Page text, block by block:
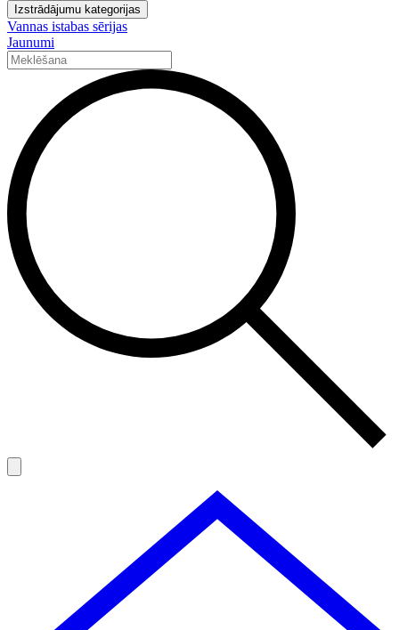
Izstrādājumu kategorijas
Vannas istabas sērijas
Jaunumi